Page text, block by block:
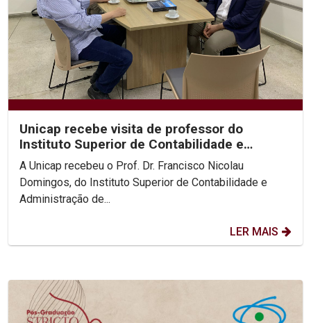
Unicap recebe visita de professor do
Instituto Superior de Contabilidade e
Administração de Lisboa
A Unicap recebeu o Prof. Dr. Francisco Nicolau
Domingos, do Instituto Superior de Contabilidade e
Administração de...
LER MAIS